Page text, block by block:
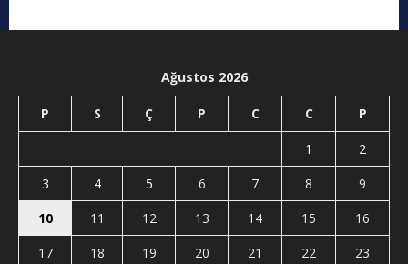
Ağustos 2026
P S Ç P C C P
1
2
3
4 5 6 7 8
9
10
11 12 13 14 15
16
17
18 19 20 21 22
23